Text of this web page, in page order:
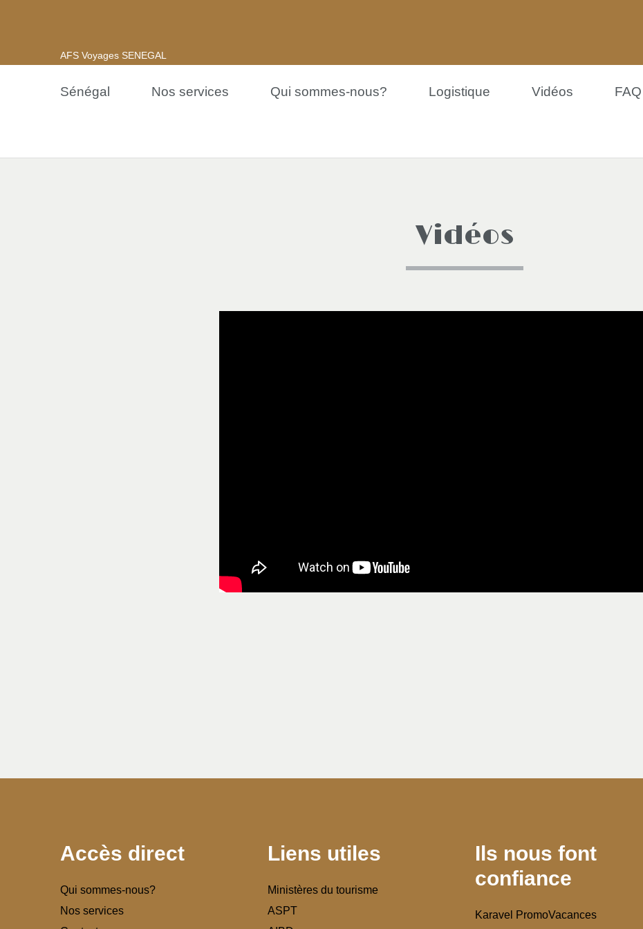
AFS Voyages SENEGAL
Sénégal Nos services Qui sommes-nous? Logistique Vidéos FAQ
Vidéos
Accès direct
Qui sommes-nous?
Nos services
Liens utiles
Ministères du tourisme
ASPT
Ils nous font
confiance
Karavel PromoVacances